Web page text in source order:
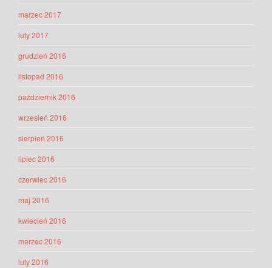
marzec 2017
luty 2017
grudzień 2016
listopad 2016
październik 2016
wrzesień 2016
sierpień 2016
lipiec 2016
czerwiec 2016
maj 2016
kwiecień 2016
marzec 2016
luty 2016